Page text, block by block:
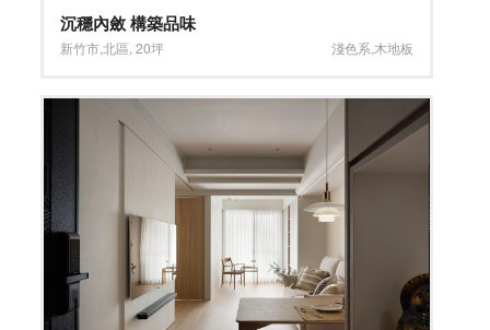
沉穩內斂 構築品味
新竹市,北區 ,20坪 淺色系 木地板